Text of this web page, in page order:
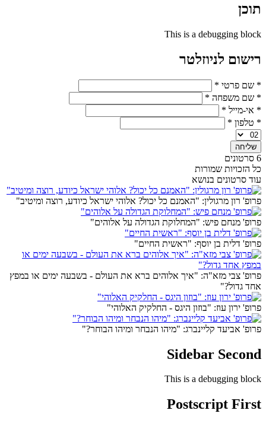
תוכן
This is a debugging block
רישום לניוזלטר
* שם פרטי *
* שם משפחה *
* אי-מייל *
* טלפון *
6 סרטונים
כל הזכויות שמורות
עוד סרטונים בנושא
פרופ' רון מרגולין: "האמנם כל יכול? אלוהי ישראל כיודע, רוצה ומיטיב"
פרופ' מנחם פיש: "המחלוקת הגדולה על אלוהים"
פרופ' דלית בן יוסף: "ראשית החיים"
פרופ' צבי מזא"ה: "איך אלוהים ברא את העולם - בשבעה ימים או במפץ
אחד גדול?"
פרופ' ירון עוז: "בוזון היגס - החלקיק האלוהי"
פרופ' אביעד קליינברג: "מיהו הנבחר ומיהו הבוחר?"
Sidebar Second
This is a debugging block
Postscript First